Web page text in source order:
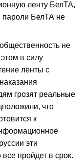
ленту БелТА,
пароли БелТА не
не
в силу
ленты с
грозят реальные
что
к
эти
пройдет в срок.